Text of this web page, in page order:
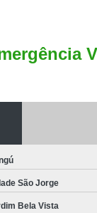
São Jorge
Bela Vista